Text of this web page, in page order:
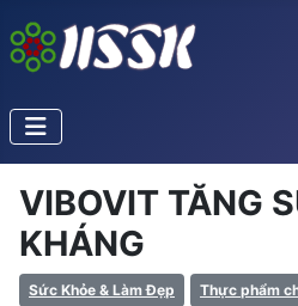
VIBOVIT TĂNG
KHÁNG
Sức Khỏe & Làm Đẹp
Thực phẩm